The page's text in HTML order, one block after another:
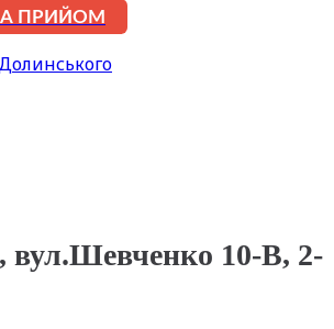
ПРИЙОМ
вул.Шевченко 10-В, 2-